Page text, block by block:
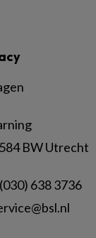
BW Utrecht
638 3736